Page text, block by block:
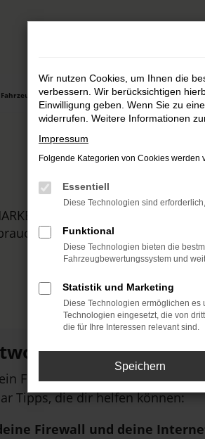
Fahrzeugmarkt
MOTORS ist Ihr
In unserem
Error
Fehler aufgetreten.
Tipps, die dir helfen können:
Firewall und deine
Wir nutzen Cookies, um Ihnen die
verbessern. Wir berücksichtigen
Einwilligung geben. Wenn Sie zu
widerrufen. Weitere Informationen
Impressum
Folgende Kategorien von Cookies werden
Essentiell
Diese Technologien sind
Funktional
Diese Technologien bieten die
Fahrzeugbewertungssystem und
Statistik und Marketing
Diese Technologien ermöglichen
Technologien eingesetzt, die von
die für Ihre Interessen relevant sind.
Speichern